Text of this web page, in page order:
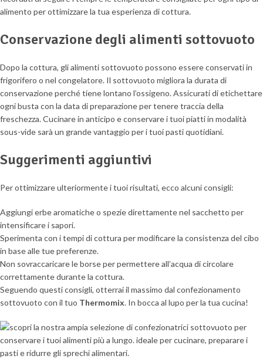
alimento per ottimizzare la tua esperienza di cottura.
Conservazione degli alimenti sottovuoto
Dopo la cottura, gli alimenti sottovuoto possono essere conservati in
frigorifero o nel congelatore. Il sottovuoto migliora la durata di
conservazione perché tiene lontano l’ossigeno. Assicurati di etichettare
ogni busta con la data di preparazione per tenere traccia della
freschezza. Cucinare in anticipo e conservare i tuoi piatti in modalità
sous-vide sarà un grande vantaggio per i tuoi pasti quotidiani.
Suggerimenti aggiuntivi
Per ottimizzare ulteriormente i tuoi risultati, ecco alcuni consigli:
Aggiungi erbe aromatiche o spezie direttamente nel sacchetto per
intensificare i sapori.
Sperimenta con i tempi di cottura per modificare la consistenza del cibo
in base alle tue preferenze.
Non sovraccaricare le borse per permettere all’acqua di circolare
correttamente durante la cottura.
Seguendo questi consigli, otterrai il massimo dal confezionamento
sottovuoto con il tuo Thermomix. In bocca al lupo per la tua cucina!